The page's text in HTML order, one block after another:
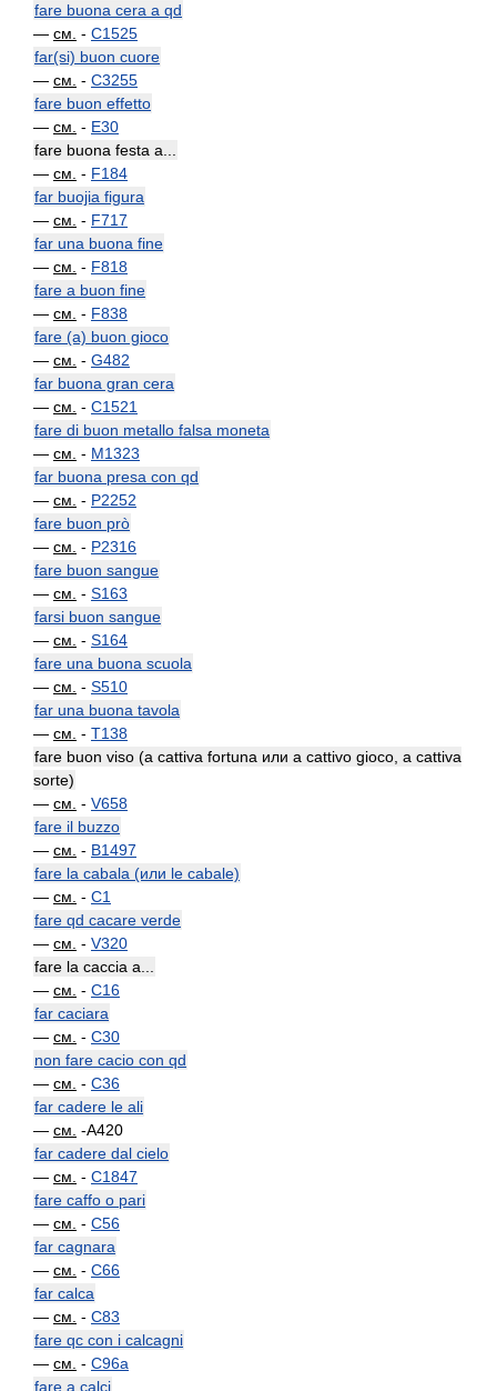
fare buona cera a qd
— см. - C1525
far(si) buon cuore
— см. - C3255
fare buon effetto
— см. - E30
fare buona festa a...
— см. - F184
far buojia figura
— см. - F717
far una buona fine
— см. - F818
fare a buon fine
— см. - F838
fare (a) buon gioco
— см. - G482
far buona gran cera
— см. - C1521
fare di buon metallo falsa moneta
— см. - M1323
far buona presa con qd
— см. - P2252
fare buon prò
— см. - P2316
fare buon sangue
— см. - S163
farsi buon sangue
— см. - S164
fare una buona scuola
— см. - S510
far una buona tavola
— см. - T138
fare buon viso (a cattiva fortuna или a cattivo gioco, a cattiva
sorte)
— см. - V658
fare il buzzo
— см. - B1497
fare la cabala (или le cabale)
— см. - C1
fare qd cacare verde
— см. - V320
fare la caccia a...
— см. - C16
far caciara
— см. - C30
non fare cacio con qd
— см. - C36
far cadere le ali
— см. -A420
far cadere dal cielo
— см. - C1847
fare caffo o pari
— см. - C56
far cagnara
— см. - C66
far calca
— см. - C83
fare qc con i calcagni
— см. - C96a
fare a calci